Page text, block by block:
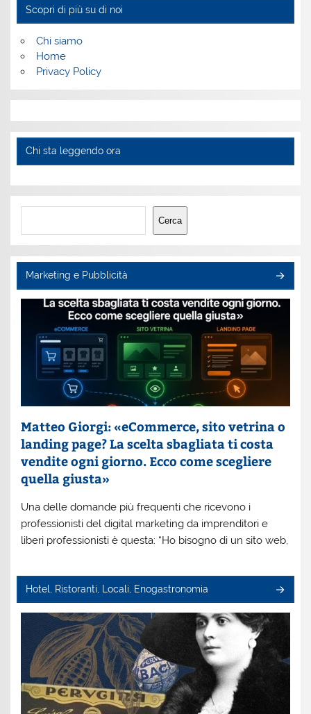
Scopri di più su di noi
Chi siamo
Home
Privacy Policy
Chi sta leggendo ora
Cerca
Cerca
Marketing e Pubblicità
Matteo Giorgi: «eCommerce, sito vetrina o
landing page? La scelta sbagliata ti costa
vendite ogni giorno. Ecco come scegliere
quella giusta»
Una delle domande più frequenti che ricevono i
professionisti del digital marketing da imprenditori e
liberi professionisti è questa: “Ho bisogno di un sito web,
Hotel, Ristoranti, Locali, Enogastronomia